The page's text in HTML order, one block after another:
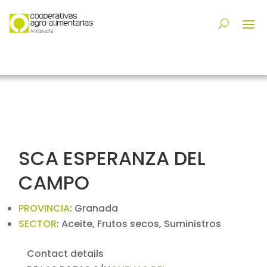
SCA ESPERANZA DEL
CAMPO
PROVINCIA: Granada
SECTOR: Aceite, Frutos secos, Suministros
Contact details